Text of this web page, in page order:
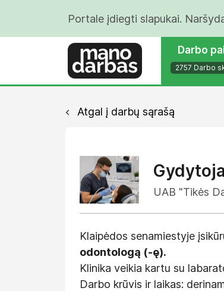
Portale įdiegti slapukai.
Darbo
2757 Darbo
Atgal į darbų sąrašą
UAB "Tikės
Klaipėdos senamiestyje
odontologą (-ę).
Klinika veikia kartu su
Darbo krūvis ir laikas: